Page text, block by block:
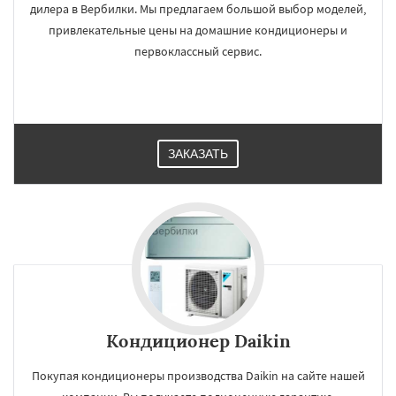
дилера в Вербилки. Мы предлагаем большой выбор моделей,
привлекательные цены на домашние кондиционеры и
первоклассный сервис.
ЗАКАЗАТЬ
Кондиционер Daikin
Покупая кондиционеры производства Daikin на сайте нашей